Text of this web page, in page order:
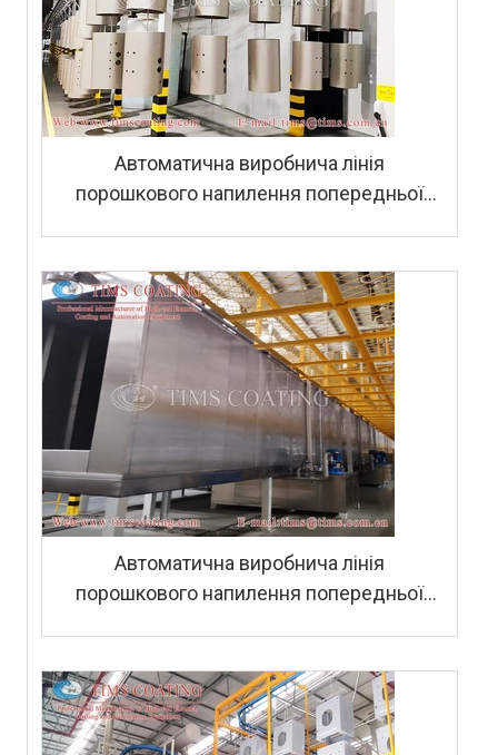
Автоматична виробнича лінія
порошкового напилення попередньої
Автоматична виробнича лінія
порошкового напилення попередньої